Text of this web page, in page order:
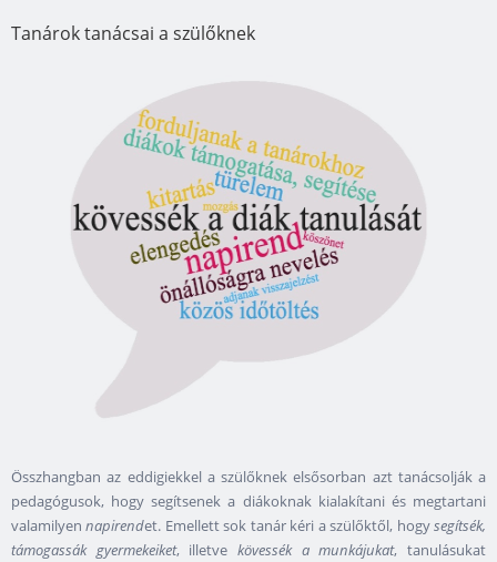
Tanárok tanácsai a szülőknek
Összhangban az eddigiekkel a szülőknek elsősorban azt tanácsolják a
pedagógusok, hogy segítsenek a diákoknak kialakítani és megtartani
valamilyennapirendet. Emellett sok tanár kéri a szülőktől, hogysegítsék,
támogassák gyermekeiket, illetvekövessék a munkájukat, tanulásukat